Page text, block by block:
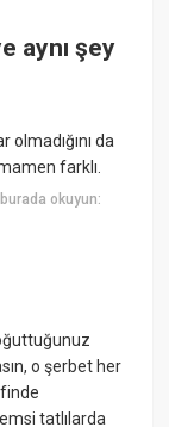
aynı şey
olmadığını da
farklı.
burada okuyun:
o şerbet her
tatlılarda